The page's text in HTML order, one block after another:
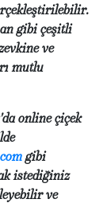
gibi çeşitli
ve
mutlu
online çiçek
gibi
istediğiniz
ve